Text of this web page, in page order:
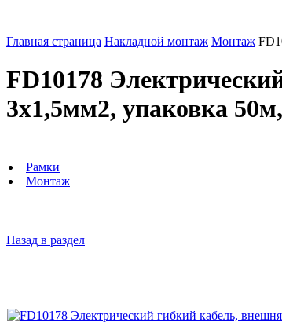
Главная страница Накладной монтаж Монтаж
FD10178
3x1,5мм2, упаковка
Рамки
Монтаж
Назад в раздел